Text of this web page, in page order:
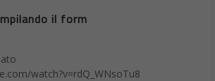
il form
watch?v=rdQ_WNsoTu8